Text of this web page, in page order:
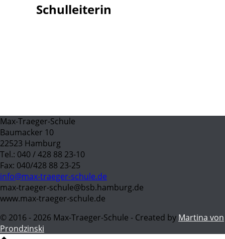
Schulleiterin
Max-Traeger-Schule
Baumacker 10
22523 Hamburg
Tel.: 040 / 428 88 23-10
Fax: 040/428 88 23-25
info@max-traeger-schule.de
max-traeger-schule@bsb.hamburg.de
www.max-traeger-schule.de
© 2016 - 2026 Max-Traeger-Schule - Created by Martina von
Prondzinski